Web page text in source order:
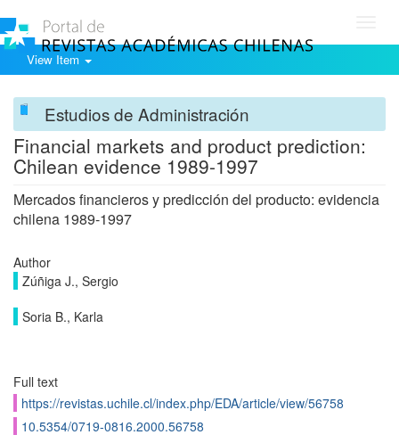
View Item
Estudios de Administración
Financial markets and product prediction:
Chilean evidence 1989-1997
Mercados financieros y predicción del producto: evidencia
chilena 1989-1997
Author
Zúñiga J., Sergio
Soria B., Karla
Full text
https://revistas.uchile.cl/index.php/EDA/article/view/56758
10.5354/0719-0816.2000.56758